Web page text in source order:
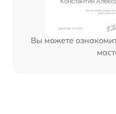
Вы можете